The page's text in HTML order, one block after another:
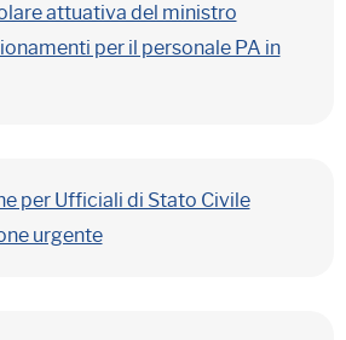
attuativa del ministro
per il personale PA in
per Ufficiali di Stato Civile
urgente